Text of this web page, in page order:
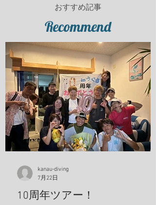
おすすめ記事
Recommend
10周年ツアー！
kanau-diving
7月22日